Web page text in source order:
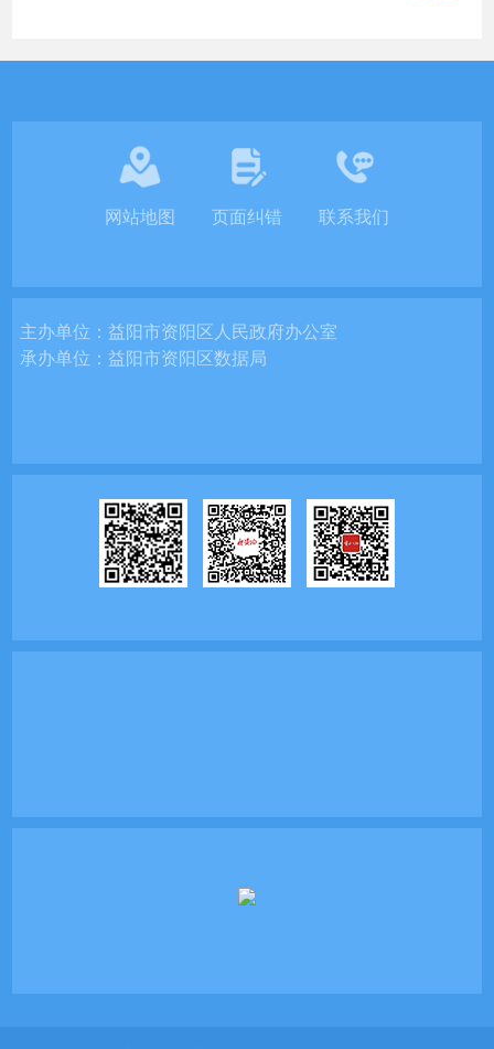
网站地图 页面纠错 联系我们
主办单位：益阳市资阳区人民政府办公室
承办单位：益阳市资阳区数据局